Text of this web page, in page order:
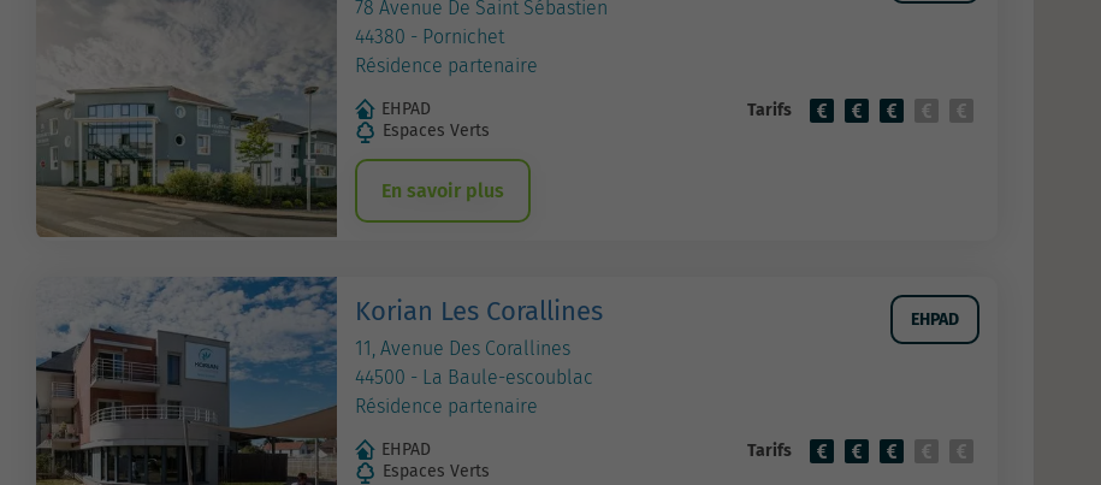
78 Avenue De Saint Sébastien
44380 - Pornichet
Résidence partenaire
EHPAD
Espaces Verts
Tarifs
En savoir plus
Korian Les Corallines
11, Avenue Des Corallines
44500 - La Baule-escoublac
Résidence partenaire
EHPAD
EHPAD
Espaces Verts
Tarifs